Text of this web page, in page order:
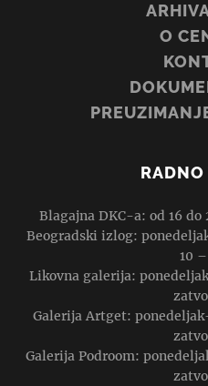
O
RADNO
Blagajna DKC-a: od 16
Beogradski izlog:
10 –
Likovna galerija:
Galerija Artget:
Galerija Podroom: